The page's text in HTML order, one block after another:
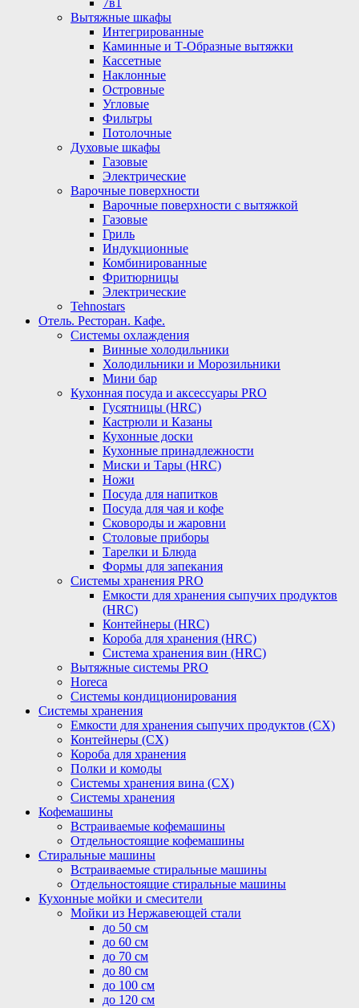
7в1
Вытяжные шкафы
Интегрированные
Каминные и Т-Образные вытяжки
Кассетные
Наклонные
Островные
Угловые
Фильтры
Потолочные
Духовые шкафы
Газовые
Электрические
Варочные поверхности
Варочные поверхности с вытяжкой
Газовые
Гриль
Индукционные
Комбинированные
Фритюрницы
Электрические
Tehnostars
Отель. Ресторан. Кафе.
Системы охлаждения
Винные холодильники
Холодильники и Морозильники
Мини бар
Кухонная посуда и аксессуары PRO
Гусятницы (HRC)
Кастрюли и Казаны
Кухонные доски
Кухонные принадлежности
Миски и Тары (HRC)
Ножи
Посуда для напитков
Посуда для чая и кофе
Сковороды и жаровни
Столовые приборы
Тарелки и Блюда
Формы для запекания
Системы хранения PRO
Емкости для хранения сыпучих продуктов
(HRC)
Контейнеры (HRC)
Короба для хранения (HRC)
Система хранения вин (HRC)
Вытяжные системы PRO
Horeca
Системы кондиционирования
Системы хранения
Емкости для хранения сыпучих продуктов (СХ)
Контейнеры (СХ)
Короба для хранения
Полки и комоды
Системы хранения вина (СХ)
Системы хранения
Кофемашины
Встраиваемые кофемашины
Отдельностоящие кофемашины
Стиральные машины
Встраиваемые стиральные машины
Отдельностоящие стиральные машины
Кухонные мойки и смесители
Мойки из Нержавеющей стали
до 50 см
до 60 см
до 70 см
до 80 см
до 100 см
до 120 см